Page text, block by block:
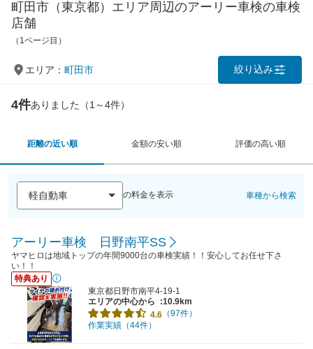
町田市（東京都）エリア周辺のアーリー車検の車検
店舗
（1ページ目）
エリア： 町田市 絞り込み
4件ありました（1～4件）
距離の近い順 金額の安い順 評価の高い順
の料金を表示 車種から検索
アーリー車検 日野南平SS
ヤマヒロは地域トップの年間9000台の車検実績！！安心してお任せ下さ
い！！
特典あり
東京都日野市南平4-19-1
エリアの中心から
:10.9km
4.6 （97件）
作業実績（44件）